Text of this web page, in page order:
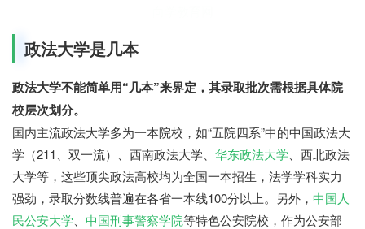
政法大学是几本
政法大学不能简单用“几本”来界定，其录取批次需根据具体院
校层次划分。
国内主流政法大学多为一本院校，如“五院四系”中的中国政法大
学（211、双一流）、西南政法大学、 华东政法大学 、西北政法
大学等，这些顶尖政法高校均为全国一本招生，法学学科实力
强劲，录取分数线普遍在各省一本线100分以上。另外， 中国人
民公安大学
中国刑事警察学院等特色公安院校，作为公安部